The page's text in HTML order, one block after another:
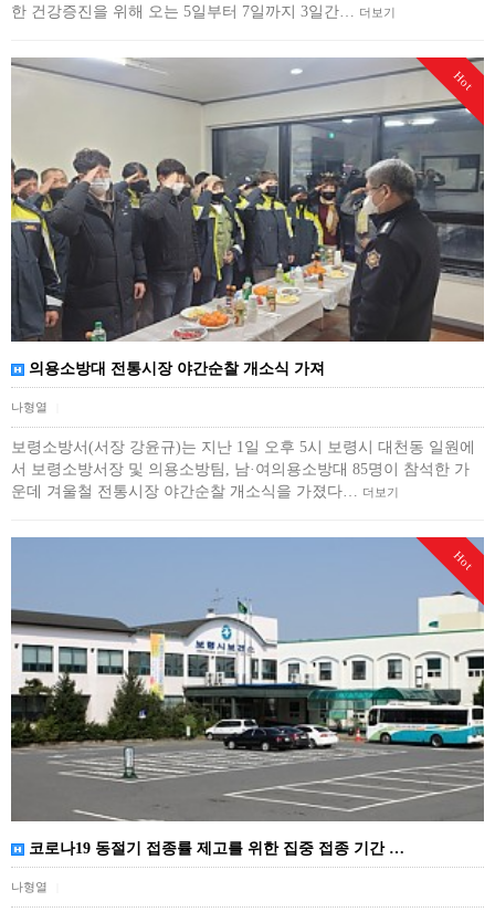
한 건강증진을 위해 오는 5일부터 7일까지 3일간… 더보기
Hot
의용소방대 전통시장 야간순찰 개소식 가져
나형열
보령소방서(서장 강윤규)는 지난 1일 오후 5시 보령시 대천동 일원에
서 보령소방서장 및 의용소방팀, 남·여의용소방대 85명이 참석한 가
운데 겨울철 전통시장 야간순찰 개소식을 가졌다… 더보기
Hot
코로나19 동절기 접종률 제고를 위한 집중 접종 기간 …
나형열